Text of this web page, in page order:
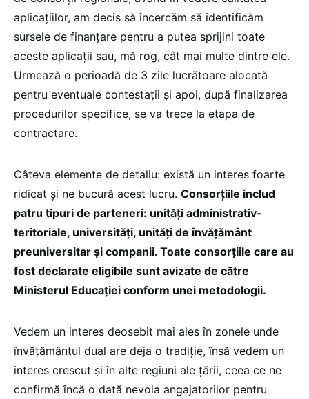
aplicațiilor, am decis să încercăm să identificăm
sursele de finanțare pentru a putea sprijini toate
aceste aplicații sau, mă rog, cât mai multe dintre ele.
Urmează o perioadă de 3 zile lucrătoare alocată
pentru eventuale contestații și apoi, după finalizarea
procedurilor specifice, se va trece la etapa de
contractare.
Câteva elemente de detaliu: există un interes foarte
ridicat și ne bucură acest lucru. Consorțiile includ
patru tipuri de parteneri: unități administrativ-
teritoriale, universități, unități de învățământ
preuniversitar și companii. Toate consorțiile care au
fost declarate eligibile sunt avizate de către
Ministerul Educației conform unei metodologii.
Vedem un interes deosebit mai ales în zonele unde
învățământul dual are deja o tradiție, însă vedem un
interes crescut și în alte regiuni ale țării, ceea ce ne
confirmă încă o dată nevoia angajatorilor pentru